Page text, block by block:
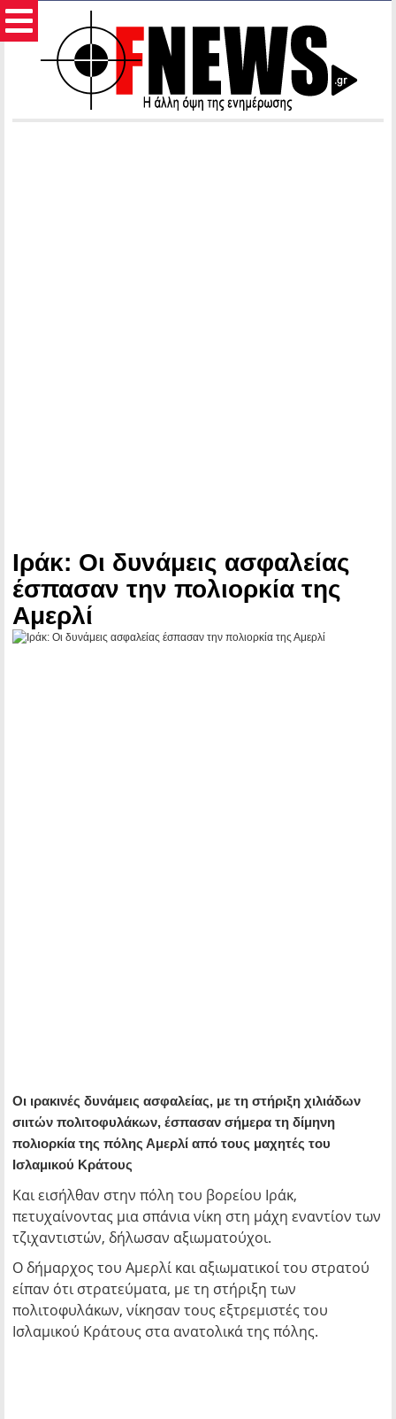
Ιράκ: Οι δυνάμεις ασφαλείας
έσπασαν την πολιορκία της
Αμερλί
Οι ιρακινές δυνάμεις ασφαλείας, με τη στήριξη χιλιάδων
σιιτών πολιτοφυλάκων, έσπασαν σήμερα τη δίμηνη
πολιορκία της πόλης Αμερλί από τους μαχητές του
Ισλαμικού Κράτους
Και εισήλθαν στην πόλη του βορείου Ιράκ,
πετυχαίνοντας μια σπάνια νίκη στη μάχη εναντίον των
τζιχαντιστών, δήλωσαν αξιωματούχοι.
Ο δήμαρχος του Αμερλί και αξιωματικοί του στρατού
είπαν ότι στρατεύματα, με τη στήριξη των
πολιτοφυλάκων, νίκησαν τους εξτρεμιστές του
Ισλαμικού Κράτους στα ανατολικά της πόλης.